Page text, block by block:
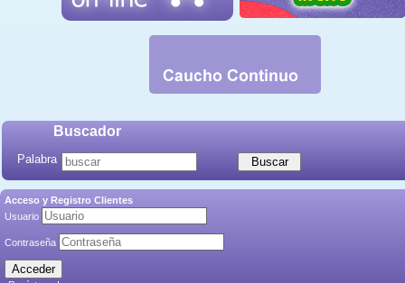
Buscador
Palabra
Acceso y Registro Clientes
Usuario
Contraseña